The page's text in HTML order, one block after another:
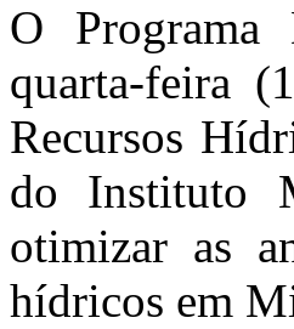
O Programa
quarta-feira
Recursos
do Instituto
otimizar as
hídricos em